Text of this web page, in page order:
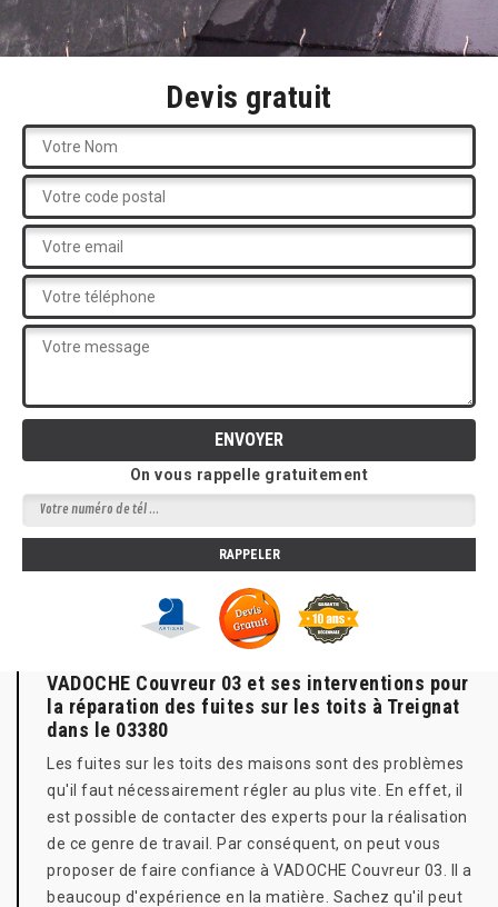
Devis gratuit
On vous rappelle gratuitement
VADOCHE Couvreur 03 et ses interventions pour
la réparation des fuites sur les toits à Treignat
dans le 03380
Les fuites sur les toits des maisons sont des problèmes
qu'il faut nécessairement régler au plus vite. En effet, il
est possible de contacter des experts pour la réalisation
de ce genre de travail. Par conséquent, on peut vous
proposer de faire confiance à VADOCHE Couvreur 03. Il a
beaucoup d'expérience en la matière. Sachez qu'il peut